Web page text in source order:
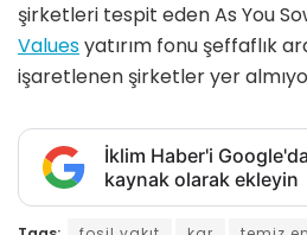
şirketleri tespit eden As You
Valuesyatırım fonu şeffaflık
işaretlenen şirketler yer
İklim Haber'i
kaynak olarak ekleyin